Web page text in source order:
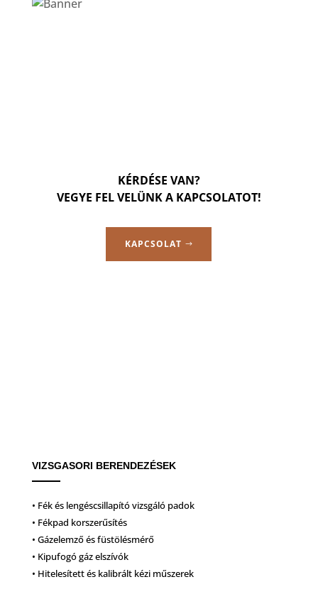
KÉRDÉSE VAN?
VEGYE FEL VELÜNK A KAPCSOLATOT!
KAPCSOLAT
VIZSGASORI BERENDEZÉSEK
• Fék és lengéscsillapító vizsgáló padok
• Fékpad korszerűsítés
• Gázelemző és füstölésmérő
• Kipufogó gáz elszívók
• Hitelesített és kalibrált kézi műszerek